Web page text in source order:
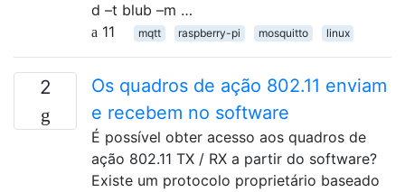
d –t blub –m …
11
mqtt raspberry-pi mosquitto linux
2
Os quadros de ação 802.11 enviam
e recebem no software
É possível obter acesso aos quadros de
ação 802.11 TX / RX a partir do software?
Existe um protocolo proprietário baseado